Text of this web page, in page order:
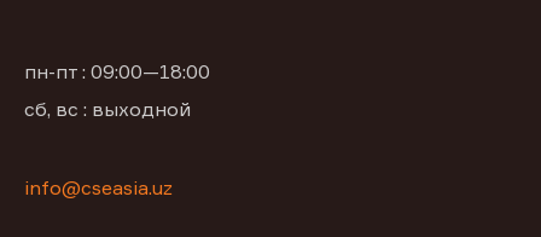
пн-пт : 09:00—18:00
сб, вс : выходной
info@cseasia.uz